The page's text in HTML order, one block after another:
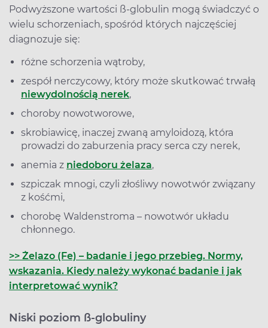
Podwyższone wartości ß-globulin mogą świadczyć o
wielu schorzeniach, spośród których najczęściej
diagnozuje się:
różne schorzenia wątroby,
zespół nerczycowy, który może skutkować trwałą
niewydolnością nerek,
choroby nowotworowe,
skrobiawicę, inaczej zwaną amyloidozą, która
prowadzi do zaburzenia pracy serca czy nerek,
anemia z niedoboru żelaza,
szpiczak mnogi, czyli złośliwy nowotwór związany
z kośćmi,
chorobę Waldenstroma – nowotwór układu
chłonnego.
>> Żelazo (Fe) – badanie i jego przebieg. Normy,
wskazania. Kiedy należy wykonać badanie i jak
interpretować wynik?
Niski poziom ß-globuliny